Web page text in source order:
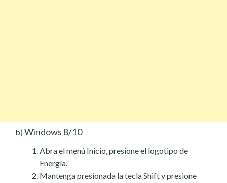
b) Windows 8/10
Abra el menú Inicio, presione el logotipo de
Energía.
Mantenga presionada la tecla Shift y presione